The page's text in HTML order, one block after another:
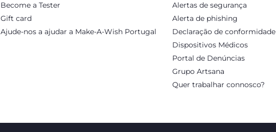
Become a Tester
Gift card
Ajude-nos a ajudar a Make-A-Wish Portugal
Alertas de segurança
Alerta de phishing
Declaração de conformidade
Dispositivos Médicos
Portal de Denúncias
Grupo Artsana
Quer trabalhar connosco?